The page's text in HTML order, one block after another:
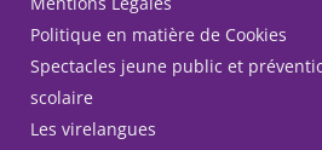
Politique en matière de Cookies
Spectacles jeune public et
scolaire
Les virelangues